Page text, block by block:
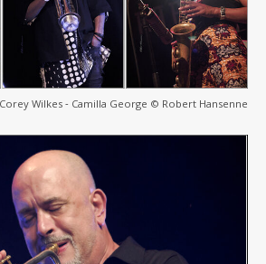
Wilkes ‐ Camilla George © Robert Hansenne